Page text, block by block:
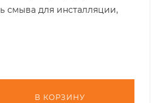
смыва для инсталляции,
В КОРЗИНУ